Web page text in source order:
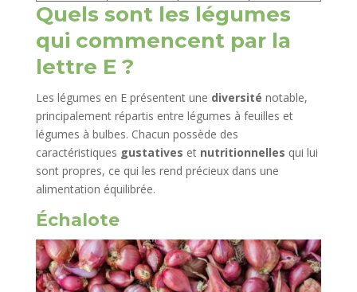
Quels sont les légumes
qui commencent par la
lettre E ?
Les légumes en E présentent une diversité notable,
principalement répartis entre légumes à feuilles et
légumes à bulbes. Chacun possède des
caractéristiques gustatives et nutritionnelles qui lui
sont propres, ce qui les rend précieux dans une
alimentation équilibrée.
Échalote